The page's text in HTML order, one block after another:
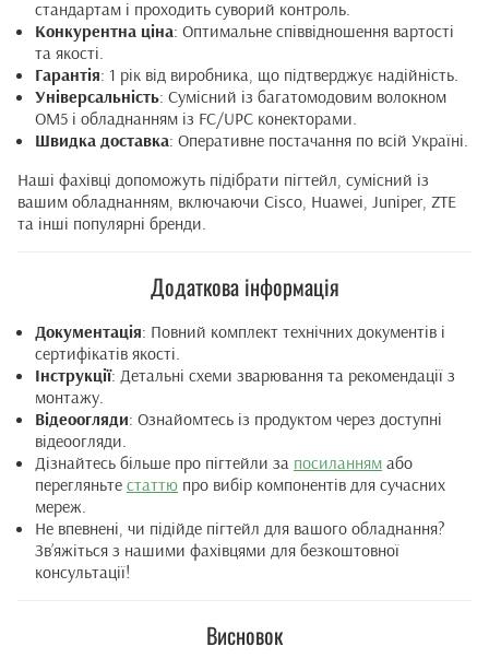
стандартам і проходить суворий контроль.
Конкурентна ціна: Оптимальне співвідношення вартості
та якості.
Гарантія: 1 рік від виробника, що підтверджує надійність.
Універсальність: Сумісний із багатомодовим волокном
OM5 і обладнанням із FC/UPC конекторами.
Швидка доставка: Оперативне постачання по всій Україні.
Наші фахівці допоможуть підібрати пігтейл, сумісний із
вашим обладнанням, включаючи Cisco, Huawei, Juniper, ZTE
та інші популярні бренди.
Додаткова інформація
Документація: Повний комплект технічних документів і
сертифікатів якості.
Інструкції: Детальні схеми зварювання та рекомендації з
монтажу.
Відеоогляди: Ознайомтесь із продуктом через доступні
відеоогляди.
Дізнайтесь більше про пігтейли за посиланням або
перегляньте статтю про вибір компонентів для сучасних
мереж.
Не впевнені, чи підійде пігтейл для вашого обладнання?
Зв’яжіться з нашими фахівцями для безкоштовної
консультації!
Висновок